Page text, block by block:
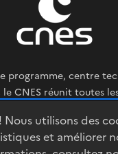
Nous utilisons des
et améliorer
programme, centre
CNES réunit toutes
spatiale.